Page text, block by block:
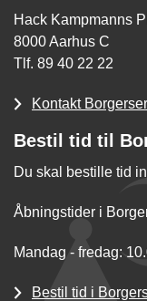
Hack Kampmanns
8000 Aarhus C
Tlf. 89 40 22 22
Kontakt
Bestil tid til
Du skal bestille tid
Åbningstider i
Mandag - fredag:
Bestil tid i